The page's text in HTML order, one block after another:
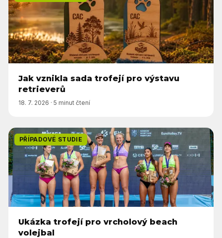
Jak vznikla sada trofejí pro výstavu
retrieverů
18. 7. 2026 · 5 minut čtení
PŘÍPADOVÉ STUDIE
Ukázka trofejí pro vrcholový beach
volejbal